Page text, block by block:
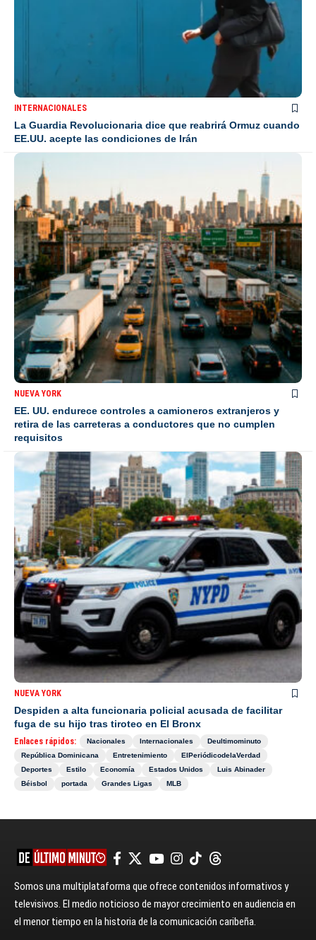
INTERNACIONALES
La Guardia Revolucionaria dice que reabrirá Ormuz cuando
EE.UU. acepte las condiciones de Irán
NUEVA YORK
EE. UU. endurece controles a camioneros extranjeros y
retira de las carreteras a conductores que no cumplen
requisitos
NUEVA YORK
Despiden a alta funcionaria policial acusada de facilitar
fuga de su hijo tras tiroteo en El Bronx
Enlaces rápidos: Nacionales Internacionales
Deultimominuto
República Dominicana
Entretenimiento
ElPeriódicodelaVerdad
Deportes
Estilo Economía Estados Unidos
Luis Abinader
Béisbol
portada Grandes Ligas MLB
Somos una multiplataforma que ofrece contenidos informativos y
televisivos. El medio noticioso de mayor crecimiento en audiencia en
el menor tiempo en la historia de la comunicación caribeña.